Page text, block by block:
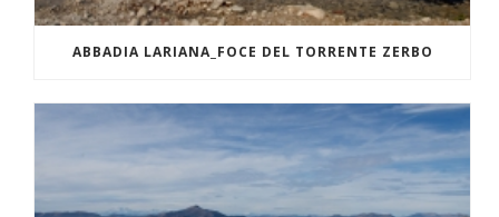
ABBADIA LARIANA_FOCE DEL TORRENTE ZERBO